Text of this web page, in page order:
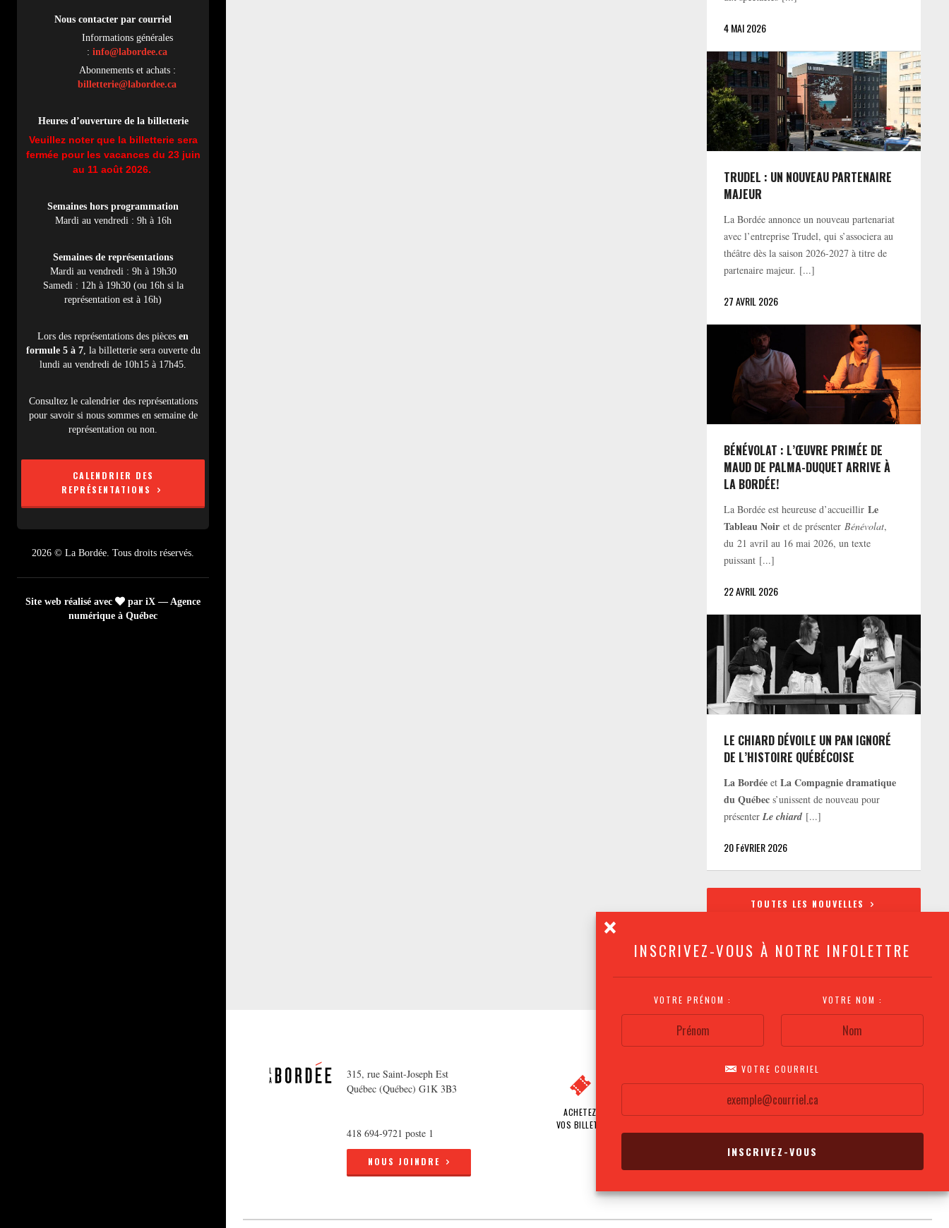
INSCRIVEZ-VOUS À NOTRE INFOLETTRE
VOTRE PRÉNOM : VOTRE NOM :
VOTRE COURRIEL
Nous contacter par courriel
Informations générales
: info@labordee.ca
Abonnements et achats :
billetterie@labordee.ca
Heures d’ouverture de la billetterie
Veuillez noter que la billetterie sera
fermée pour les vacances du 23 juin
au 11 août 2026.
Semaines hors programmation
Mardi au vendredi : 9h à 16h
Semaines de représentations
Mardi au vendredi : 9h à 19h30
Samedi : 12h à 19h30 (ou 16h si la
représentation est à 16h)
Lors des représentations des pièces en
formule 5 à 7, la billetterie sera ouverte du
lundi au vendredi de 10h15 à 17h45.
Consultez le calendrier des représentations
pour savoir si nous sommes en semaine de
représentation ou non.
CALENDRIER DES
REPRÉSENTATIONS
2026 © La Bordée. Tous droits réservés.
Site web réalisé avec
par iX — Agence
numérique à Québec
4 MAI 2026
TRUDEL : UN NOUVEAU PARTENAIRE
MAJEUR
La Bordée annonce un nouveau partenariat
avec l’entreprise Trudel, qui s’associera au
théâtre dès la saison 2026-2027 à titre de
partenaire majeur. [...]
27 AVRIL 2026
BÉNÉVOLAT : L’ŒUVRE PRIMÉE DE
MAUD DE PALMA-DUQUET ARRIVE À
LA BORDÉE!
La Bordée est heureuse d’accueillirLe
Tableau Noir et de présenterBénévolat,
du 21 avril au 16 mai 2026, un texte
puissant [...]
22 AVRIL 2026
LE CHIARD DÉVOILE UN PAN IGNORÉ
DE L’HISTOIRE QUÉBÉCOISE
La Bordée etLa Compagnie dramatique
du Québec s’unissent de nouveau pour
présenterLe chiard [...]
20 FéVRIER 2026
TOUTES LES NOUVELLES
315, rue Saint-Joseph Est
Québec (Québec) G1K 3B3
418 694-9721 poste 1
NOUS JOINDRE
ACHETEZ
VOS BILLETS